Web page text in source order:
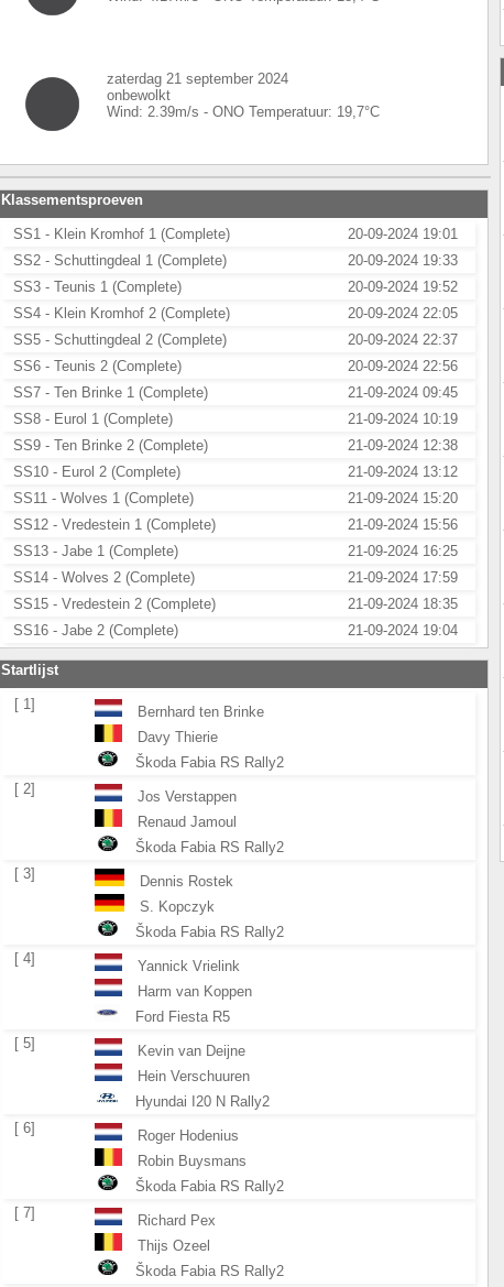
zaterdag 21 september 2024
onbewolkt
Wind: 2.39m/s - ONO Temperatuur: 19,7°C
Klassementsproeven
SS1 - Klein Kromhof 1 (Complete)
20-09-2024 19:01
SS2 - Schuttingdeal 1 (Complete)
20-09-2024 19:33
SS3 - Teunis 1 (Complete)
20-09-2024 19:52
SS4 - Klein Kromhof 2 (Complete)
20-09-2024 22:05
SS5 - Schuttingdeal 2 (Complete)
20-09-2024 22:37
SS6 - Teunis 2 (Complete)
20-09-2024 22:56
SS7 - Ten Brinke 1 (Complete)
21-09-2024 09:45
SS8 - Eurol 1 (Complete)
21-09-2024 10:19
SS9 - Ten Brinke 2 (Complete)
21-09-2024 12:38
SS10 - Eurol 2 (Complete)
21-09-2024 13:12
SS11 - Wolves 1 (Complete)
21-09-2024 15:20
SS12 - Vredestein 1 (Complete)
21-09-2024 15:56
SS13 - Jabe 1 (Complete)
21-09-2024 16:25
SS14 - Wolves 2 (Complete)
21-09-2024 17:59
SS15 - Vredestein 2 (Complete)
21-09-2024 18:35
SS16 - Jabe 2 (Complete)
21-09-2024 19:04
Startlijst
[ 1]
Bernhard ten Brinke
Davy Thierie
Škoda Fabia RS Rally2
[ 2]
Jos Verstappen
Renaud Jamoul
Škoda Fabia RS Rally2
[ 3]
Dennis Rostek
S. Kopczyk
Škoda Fabia RS Rally2
[ 4]
Yannick Vrielink
Harm van Koppen
Ford Fiesta R5
[ 5]
Kevin van Deijne
Hein Verschuuren
Hyundai I20 N Rally2
[ 6]
Roger Hodenius
Robin Buysmans
Škoda Fabia RS Rally2
[ 7]
Richard Pex
Thijs Ozeel
Škoda Fabia RS Rally2